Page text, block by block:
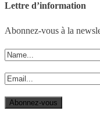
Lettre d’information
Abonnez-vous à la